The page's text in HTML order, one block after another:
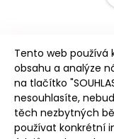
Intro
Tento web používá
obsahu a analýze
na tlačítko
nesouhlasíte,
těch nezbytných
používat konkrétní